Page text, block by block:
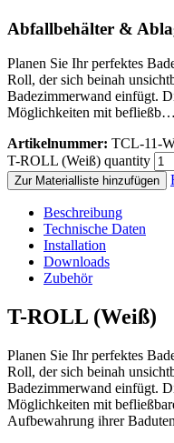
Abfallbehälter &
Planen Sie Ihr perfektes
Roll, der sich beinah
Badezimmerwand einfügt.
Möglichkeiten mit befließb…
Artikelnummer: TCL-11-
T-ROLL (Weiß) quantity
Zur Materialliste hinzufügen
Beschreibung
Technische Daten
Installation
Downloads
Zubehör
T-ROLL (Weiß)
Planen Sie Ihr perfektes
Roll, der sich beinah
Badezimmerwand einfügt.
Möglichkeiten mit
Aufbewahrung ihrer